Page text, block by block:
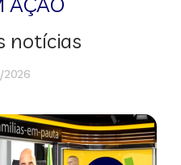
notícias
2026